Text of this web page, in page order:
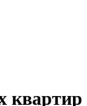
квартир